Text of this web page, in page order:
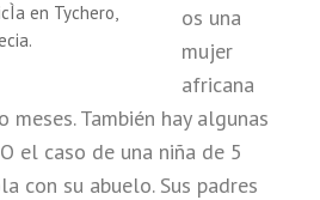
en Tychero,
os una
mujer
africana
meses. También hay algunas
el caso de una niña de 5
con su abuelo. Sus padres